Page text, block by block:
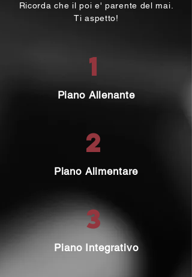
Ricorda che il poi e' parente del mai.
Ti aspetto!
1
Piano Allenante
2
Piano Alimentare
3
Piano Integrativo